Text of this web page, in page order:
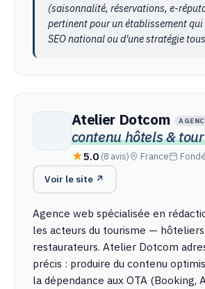
(saisonnalité, réservations, e-
pertinent pour un établissement qui
SEO national ou d'une stratégie
Atelier Dotcom
contenu hôtels &
5.0 (8 avis) France
Voir le site ↗
Agence web spécialisée en
les acteurs du tourisme —
restaurateurs. Atelier Dotcom
précis : produire du contenu
la dépendance aux OTA (Booking,